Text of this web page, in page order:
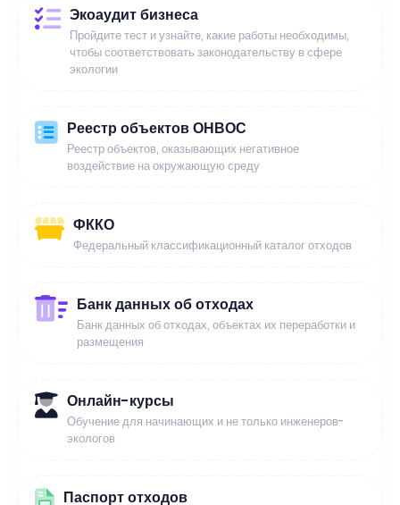
Экоаудит бизнеса
Пройдите тест и узнайте, какие работы необходимы,
чтобы соответствовать законодательству в сфере
экологии
Реестр объектов ОНВОС
Реестр объектов, оказывающих негативное
воздействие на окружающую среду
ФККО
Федеральный классификационный каталог отходов
Банк данных об отходах
Банк данных об отходах, объектах их переработки и
размещения
Онлайн-курсы
Обучение для начинающих и не только инженеров-
экологов
Паспорт отходов